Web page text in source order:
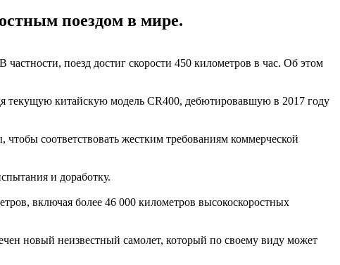
поездом в мире.
поезд достиг скорости 450 километров в час. Об этом
текущую китайскую модель CR400, дебютировавшую в 2017 году
соответствовать жестким требованиям коммерческой
и доработку.
включая более 46 000 километров высокоскоростных
новый неизвестный самолет, который по своему виду может